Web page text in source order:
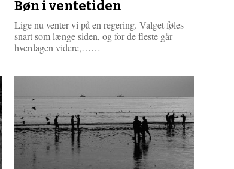
april
Bøn i ventetiden
Lige nu venter vi på en regering. Valget føles
snart som længe siden, og for de fleste går
hverdagen videre,……
s
m
e